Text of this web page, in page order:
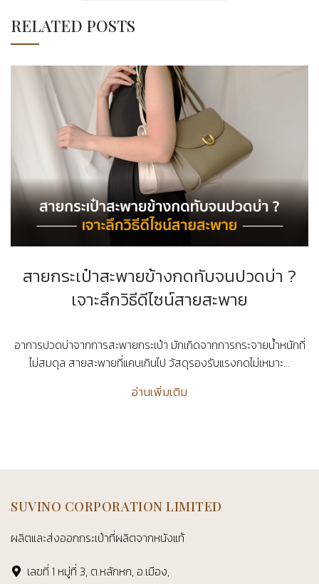
RELATED POSTS
สายกระเป๋าสะพายข้างกดทับจนปวดบ่า ?
เจาะลึกวิธีดีไซน์สายสะพาย
อาการปวดบ่าจากการสะพายกระเป๋า มักเกิดจากการกระจายน้ำหนักที่
ไม่สมดุล สายสะพายที่แคบเกินไป วัสดุรองรับแรงกดไม่เหมาะ...
อ่านเพิ่มเติม
SUVINO CORPORATION LIMITED
ผลิตและส่งออกกระเป๋าที่ผลิตจากหนังแท้
เลขที่ 1 หมู่ที่ 3, ต.หลักหก, อ.เมือง,